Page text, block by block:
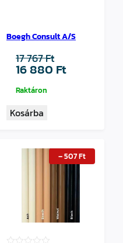
Boegh Consult A/S
17 767Ft
Original
was:
767 Ft.
16 880 FtCurrent
Raktáron
Kosárba
–507Ft